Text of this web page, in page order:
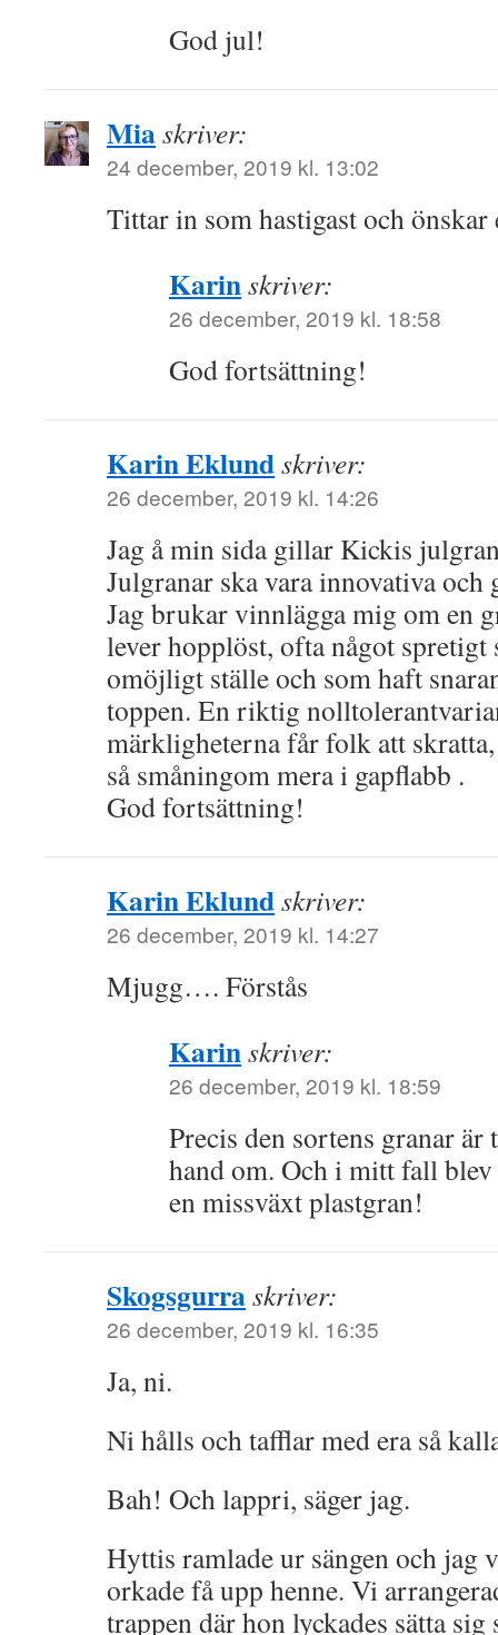
God jul!
Miaskriver:
24 december, 2019 kl. 13:02
Tittar in som hastigast och
Karinskriver:
26 december, 2019 kl. 18:58
God fortsättning!
Karin Eklundskriver:
26 december, 2019 kl. 14:26
Jag å min sida gillar Kickis
Julgranar ska vara innovativa och
Jag brukar vinnlägga mig om en
lever hopplöst, ofta något
omöjligt ställe och som haft
toppen. En riktig
märkligheterna får folk att
så småningom mera i gapflabb .
God fortsättning!
Karin Eklundskriver:
26 december, 2019 kl. 14:27
Mjugg…. Förstås
Karinskriver:
26 december, 2019 kl. 18:59
Precis den sortens granar är
hand om. Och i mitt fall
en missväxt plastgran!
Skogsgurraskriver:
26 december, 2019 kl. 16:35
Ja, ni.
Ni hålls och tafflar med era så
Bah! Och lappri, säger jag.
Hyttis ramlade ur sängen och jag
orkade få upp henne. Vi
trappen där hon lyckades sätta